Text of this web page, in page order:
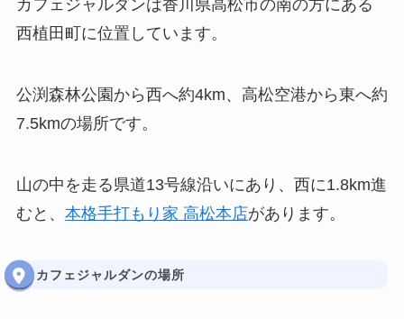
カフェジャルダンは香川県高松市の南の方にある
西植田町に位置しています。
公渕森林公園から西へ約4km、高松空港から東へ約
7.5kmの場所です。
山の中を走る県道13号線沿いにあり、西に1.8km進
むと、 本格手打もり家 高松本店があります。
カフェジャルダンの場所